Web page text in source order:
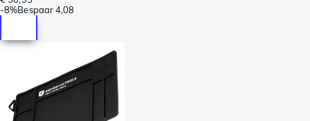
-8%Bespaar4,08